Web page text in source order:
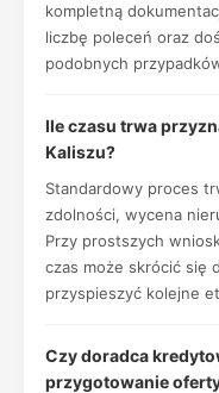
kompletną
liczbę poleceń oraz
podobnych
Ile czasu trwa
Kaliszu?
Standardowy proces
zdolności, wycena
Przy prostszych
czas może skrócić się
przyspieszyć kolejne
Czy doradca
przygotowanie